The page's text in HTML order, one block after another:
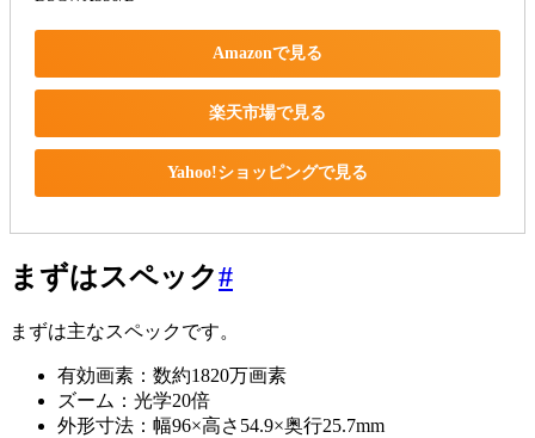
Amazonで見る
楽天市場で見る
Yahoo!ショッピングで見る
まずはスペック#
まずは主なスペックです。
有効画素：数約1820万画素
ズーム：光学20倍
外形寸法：幅96×高さ54.9×奥行25.7mm